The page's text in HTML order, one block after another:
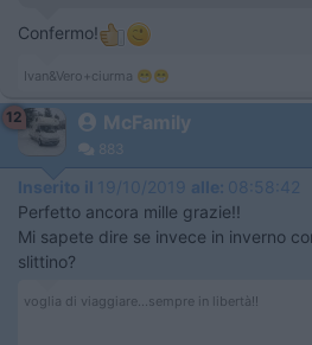
Confermo!
Ivan&Vero+ciurma 😁😁
12 McFamily
883
Inserito il 19/10/2019 alle: 08:58:42
Perfetto ancora mille grazie!!
Mi sapete dire se invece in inverno
slittino?
voglia di viaggiare...sempre in libertà!!